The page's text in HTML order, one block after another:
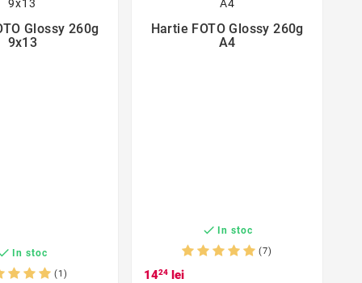

Glossy 260g
9x13
In stoc
(1)

Hartie FOTO Glossy 260g
A4
 In stoc
(7)
1424 lei